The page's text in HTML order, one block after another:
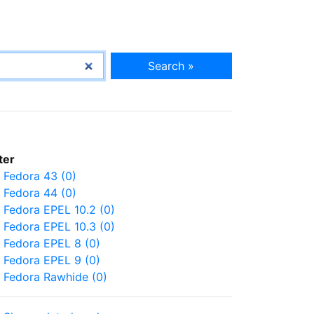
Search »
Fedora 43 (0)
Fedora 44 (0)
Fedora EPEL 10.2 (0)
Fedora EPEL 10.3 (0)
Fedora EPEL 8 (0)
Fedora EPEL 9 (0)
Fedora Rawhide (0)